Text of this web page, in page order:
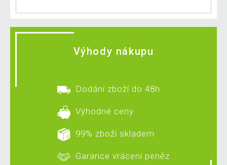
Výhody nákupu
Dodání zboží do 48h
Výhodné ceny
99% zboží skladem
Garance vrácení peněz